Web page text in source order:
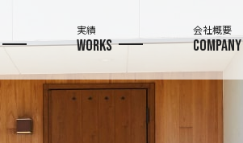
実績
WORKS
会社概要
COMPANY